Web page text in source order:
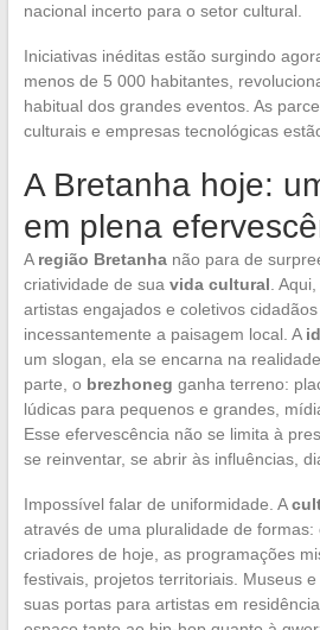
nacional incerto para o setor cultural.
Iniciativas inéditas estão surgindo
menos de 5 000 habitantes,
habitual dos grandes eventos. As
culturais e empresas tecnológicas
A Bretanha hoje:
em plena
A região Bretanhanão para de
criatividade de sua vida cultural .
artistas engajados e coletivos
incessantemente a paisagem local. A
um slogan, ela se encarna na
parte, o brezhoneg ganha terreno:
lúdicas para pequenos e grandes,
Esse efervescência não se limita à
se reinventar, se abrir às influências,
Impossível falar de uniformidade. A
através de uma pluralidade de
criadores de hoje, as programações
festivais, projetos territoriais. Museus
suas portas para artistas em